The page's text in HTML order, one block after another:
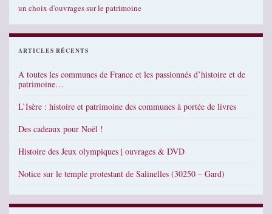
un choix d'ouvrages sur le patrimoine
ARTICLES RÉCENTS
A toutes les communes de France et les passionnés d’histoire et de
patrimoine…
L’Isère : histoire et patrimoine des communes à portée de livres
Des cadeaux pour Noël !
Histoire des Jeux olympiques | ouvrages & DVD
Notice sur le temple protestant de Salinelles (30250 – Gard)